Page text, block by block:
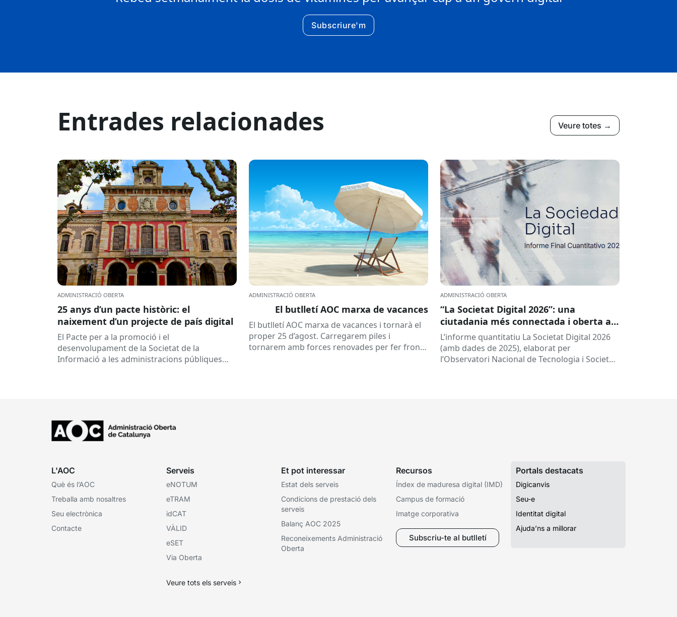
Subscriure'm
Entrades relacionades Veure totes →
ADMINISTRACIÓ OBERTA
25 anys d’un pacte històric: el
naixement d’un projecte de país digital
El Pacte per a la promoció i el
desenvolupament de la Societat de la
Informació a les administracions públiques
ADMINISTRACIÓ OBERTA
El butlletí AOC marxa de vacances
El butlletí AOC marxa de vacances i tornarà el
proper 25 d’agost. Carregarem piles i
tornarem amb forces renovades per fer front
ADMINISTRACIÓ OBERTA
“La Societat Digital 2026”: una
ciutadania més connectada i oberta a
la intel·ligència artificial
L’informe quantitatiu La Societat Digital 2026
(amb dades de 2025), elaborat per
l’Observatori Nacional de Tecnologia i Societat
L'AOC
Què és l’AOC
Treballa amb nosaltres
Seu electrònica
Contacte
Serveis
eNOTUM
eTRAM
idCAT
VÀLID
eSET
Via Oberta
Veure tots els serveis
Et pot interessar
Estat dels serveis
Condicions de prestació dels
serveis
Balanç AOC 2025
Reconeixements Administració
Oberta
Recursos
Índex de maduresa digital (IMD)
Campus de formació
Imatge corporativa
Subscriu-te al butlletí
Portals destacats
Digicanvis
Seu-e
Identitat digital
Ajuda’ns a millorar